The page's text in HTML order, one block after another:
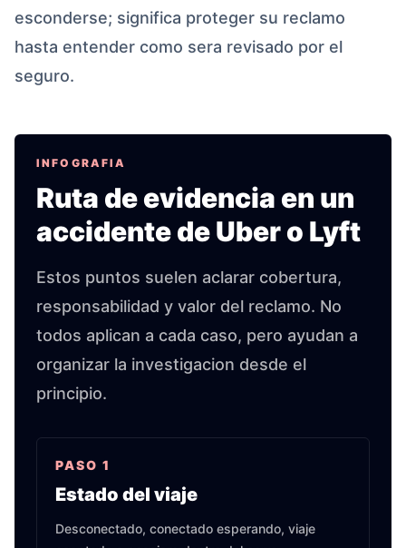
esconderse; significa proteger su reclamo
hasta entender como sera revisado por el
seguro.
INFOGRAFIA
Ruta de evidencia en un
accidente de Uber o Lyft
Estos puntos suelen aclarar cobertura,
responsabilidad y valor del reclamo. No
todos aplican a cada caso, pero ayudan a
organizar la investigacion desde el
principio.
PASO 1
Estado del viaje
Desconectado, conectado esperando, viaje